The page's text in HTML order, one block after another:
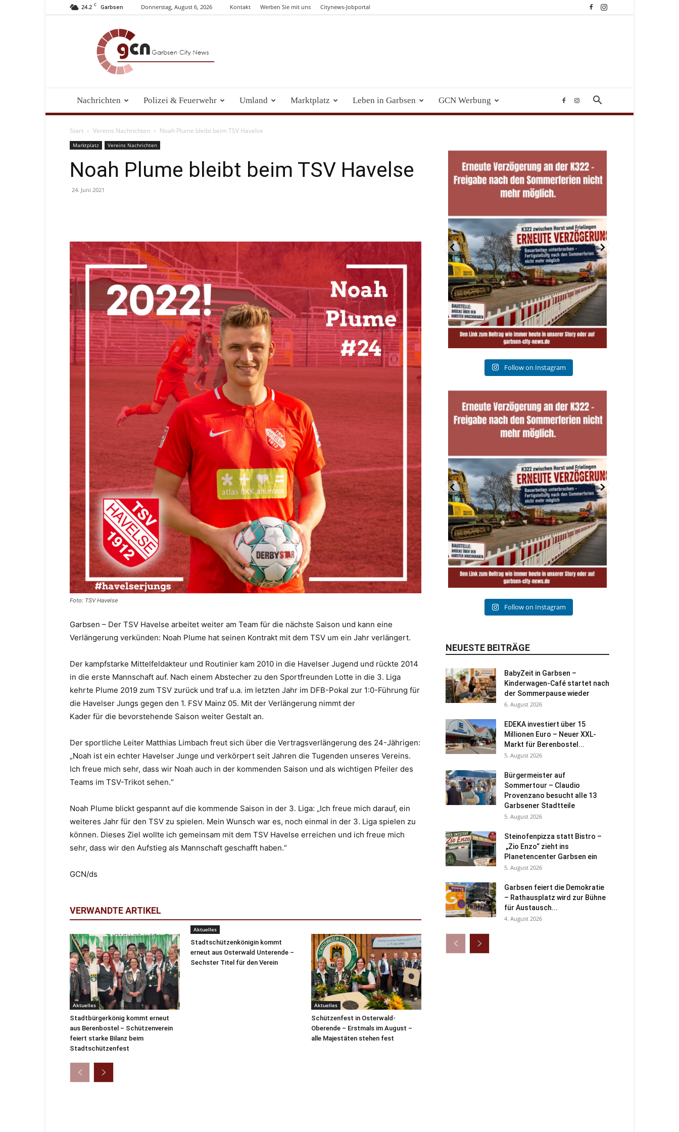
24.2 C Garbsen Donnerstag, August 6, 2026 Kontakt Werben Sie mit uns Citynews-Jobportal
News
Nachrichten Polizei & Feuerwehr Umland Marktplatz Leben in Garbsen GCN Werbung
Start Vereins Nachrichten Noah Plume bleibt beim TSV Havelse
Marktplatz Vereins Nachrichten
Noah Plume bleibt beim TSV Havelse
24. Juni 2021
Foto: TSV Havelse
Garbsen – Der TSV Havelse arbeitet weiter am Team für die nächste Saison und kann eine
Verlängerung verkünden: Noah Plume hat seinen Kontrakt mit dem TSV um ein Jahr verlängert.
Der kampfstarke Mittelfeldakteur und Routinier kam 2010 in die Havelser Jugend und rückte 2014
in die erste Mannschaft auf. Nach einem Abstecher zu den Sportfreunden Lotte in die 3. Liga
kehrte Plume 2019 zum TSV zurück und traf u.a. im letzten Jahr im DFB-Pokal zur 1:0-Führung für
die Havelser Jungs gegen den 1. FSV Mainz 05. Mit der Verlängerung nimmt der
Kader für die bevorstehende Saison weiter Gestalt an.
Der sportliche Leiter Matthias Limbach freut sich über die Vertragsverlängerung des 24-Jährigen:
„Noah ist ein echter Havelser Junge und verkörpert seit Jahren die Tugenden unseres Vereins.
Ich freue mich sehr, dass wir Noah auch in der kommenden Saison und als wichtigen Pfeiler des
Teams im TSV-Trikot sehen.“
Noah Plume blickt gespannt auf die kommende Saison in der 3. Liga: „Ich freue mich darauf, ein
weiteres Jahr für den TSV zu spielen. Mein Wunsch war es, noch einmal in der 3. Liga spielen zu
können. Dieses Ziel wollte ich gemeinsam mit dem TSV Havelse erreichen und ich freue mich
sehr, dass wir den Aufstieg als Mannschaft geschafft haben.“
GCN/ds
VERWANDTE ARTIKEL
Aktuelles
Stadtbürgerkönig kommt erneut
aus Berenbostel – Schützenverein
feiert starke Bilanz beim
Stadtschützenfest
Aktuelles
Stadtschützenkönigin kommt
erneut aus Osterwald Unterende –
Sechster Titel für den Verein
Aktuelles
Schützenfest in Osterwald-
Oberende – Erstmals im August –
alle Majestäten stehen fest
Follow on Instagram
Follow on Instagram
NEUESTE BEITRÄGE
BabyZeit in Garbsen –
Kinderwagen-Café startet nach
der Sommerpause wieder
6. August 2026
EDEKA investiert über 15
Millionen Euro – Neuer XXL-
Markt für Berenbostel...
5. August 2026
Bürgermeister auf
Sommertour – Claudio
Provenzano besucht alle 13
Garbsener Stadtteile
5. August 2026
Steinofenpizza statt Bistro –
„Zio Enzo“ zieht ins
Planetencenter Garbsen ein
5. August 2026
Garbsen feiert die Demokratie
– Rathausplatz wird zur Bühne
für Austausch...
4. August 2026